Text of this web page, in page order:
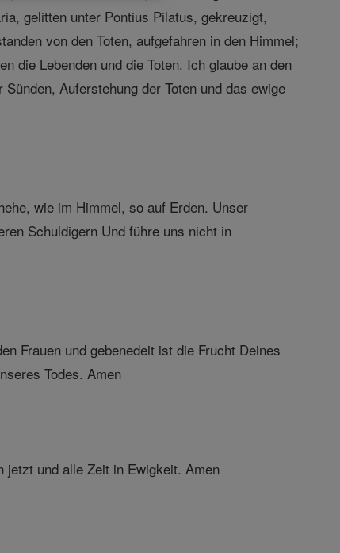
gelitten unter Pontius Pilatus, gekreuzigt,
von den Toten, aufgefahren in den Himmel;
die Lebenden und die Toten. Ich glaube an den
Auferstehung der Toten und das ewige
wie im Himmel, so auf Erden. Unser
Schuldigern Und führe uns nicht in
Frauen und gebenedeit ist die Frucht Deines
Todes. Amen
jetzt und alle Zeit in Ewigkeit. Amen